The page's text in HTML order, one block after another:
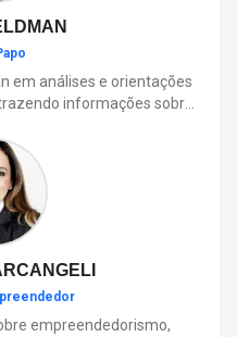
em análises e orientações
informações sobre
dos motoristas.
empreendedorismo,